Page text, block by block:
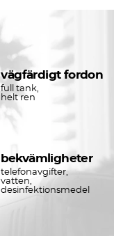
vägfärdigt fordon
full tank,
helt ren
bekvämligheter
telefonavgifter,
vatten,
desinfektionsmedel